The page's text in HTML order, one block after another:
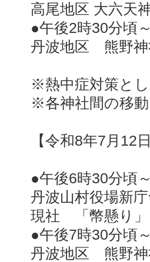
高尾地区 大六天
●午後2時30分頃
丹波地区 熊野
※熱中症対策と
※各神社間の移
【令和8年7月12
●午後6時30分頃
丹波山村役場新
現社 「幣懸り」
●午後7時30分頃
丹波地区 熊野